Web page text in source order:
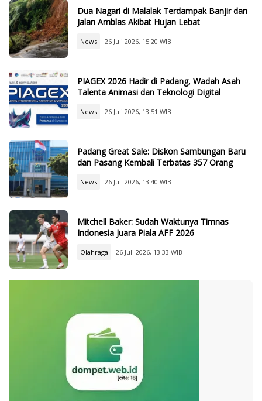
Dua Nagari di Malalak Terdampak Banjir dan
Jalan Amblas Akibat Hujan Lebat
News 26 Juli 2026, 15:20 WIB
PIAGEX 2026 Hadir di Padang, Wadah Asah
Talenta Animasi dan Teknologi Digital
News 26 Juli 2026, 13:51 WIB
Padang Great Sale: Diskon Sambungan Baru
dan Pasang Kembali Terbatas 357 Orang
News 26 Juli 2026, 13:40 WIB
Mitchell Baker: Sudah Waktunya Timnas
Indonesia Juara Piala AFF 2026
Olahraga 26 Juli 2026, 13:33 WIB